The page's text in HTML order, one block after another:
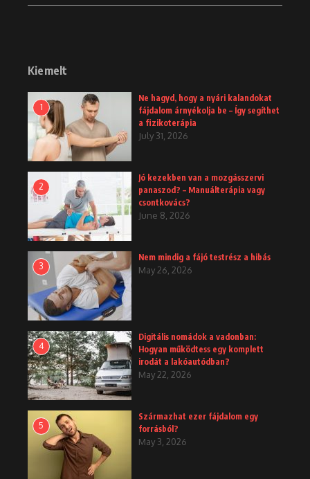
Kiemelt
1
Ne hagyd, hogy a nyári kalandokat
fájdalom árnyékolja be – Így segíthet
a fizikoterápia
July 31, 2026
2
Jó kezekben van a mozgásszervi
panaszod? – Manuálterápia vagy
csontkovács?
June 8, 2026
3
Nem mindig a fájó testrész a hibás
May 26, 2026
4
Digitális nomádok a vadonban:
Hogyan működtess egy komplett
irodát a lakóautódban?
May 22, 2026
5
Származhat ezer fájdalom egy
forrásból?
May 3, 2026